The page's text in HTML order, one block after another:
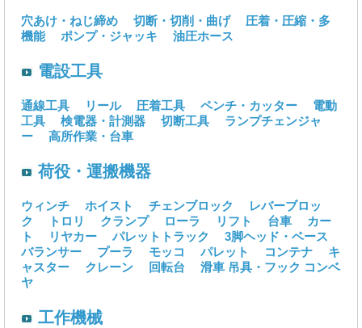
穴あけ・ねじ締め 切断・切削・曲げ
圧着・圧縮・多
機能
ポンプ・ジャッキ 油圧ホース
電設工具
通線工具 リール 圧着工具 ペンチ・カッター
電動
工具
検電器・計測器 切断工具
ランプチェンジャ
ー
高所作業・台車
荷役・運搬機器
ウィンチ ホイスト チェンブロック
レバーブロッ
ク
トロリ クランプ ローラ リフト 台車
カー
ト
リヤカー パレットトラック
3脚ヘッド・ベース
バランサー
プーラ モッコ パレット コンテナ
キ
ャスター
クレーン 回転台 滑車 吊具・フック コンベ
ヤ
工作機械